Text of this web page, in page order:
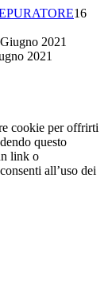
16
2021
2021
cookie per offrirti
questo
link o
all’uso dei